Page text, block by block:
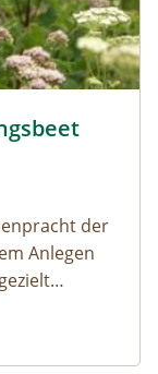
der
Anlegen
Denn